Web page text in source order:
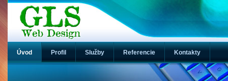
Úvod Profil Služby Referencie Kontakty